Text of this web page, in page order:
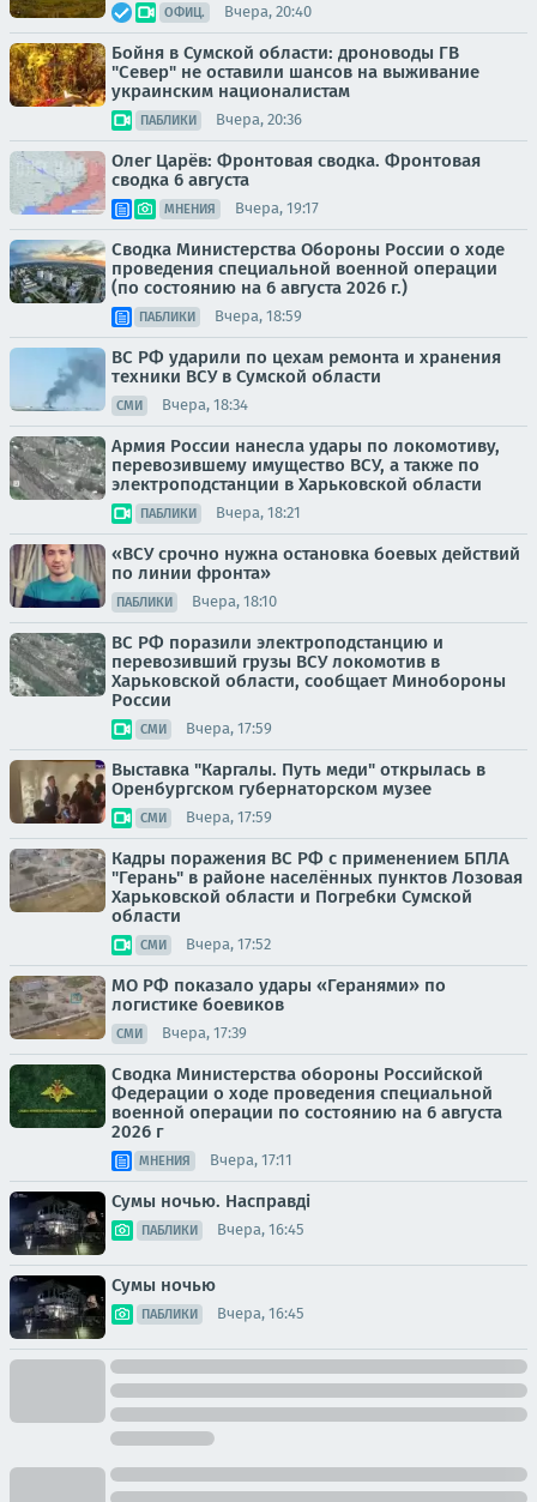
ОФИЦ. Вчера, 20:40
Бойня в Сумской области: дроноводы ГВ
"Север" не оставили шансов на выживание
украинским националистам
ПАБЛИКИ Вчера, 20:36
Олег Царёв: Фронтовая сводка. Фронтовая
сводка 6 августа
МНЕНИЯ Вчера, 19:17
Сводка Министерства Обороны России о ходе
проведения специальной военной операции
(по состоянию на 6 августа 2026 г.)
ПАБЛИКИ Вчера, 18:59
ВС РФ ударили по цехам ремонта и хранения
техники ВСУ в Сумской области
СМИ Вчера, 18:34
Армия России нанесла удары по локомотиву,
перевозившему имущество ВСУ, а также по
электроподстанции в Харьковской области
ПАБЛИКИ Вчера, 18:21
«ВСУ срочно нужна остановка боевых действий
по линии фронта»
ПАБЛИКИ Вчера, 18:10
ВС РФ поразили электроподстанцию и
перевозивший грузы ВСУ локомотив в
Харьковской области, сообщает Минобороны
России
СМИ Вчера, 17:59
Выставка "Каргалы. Путь меди" открылась в
Оренбургском губернаторском музее
СМИ Вчера, 17:59
Кадры поражения ВС РФ с применением БПЛА
"Герань" в районе населённых пунктов Лозовая
Харьковской области и Погребки Сумской
области
СМИ Вчера, 17:52
МО РФ показало удары «Геранями» по
логистике боевиков
СМИ Вчера, 17:39
Сводка Министерства обороны Российской
Федерации о ходе проведения специальной
военной операции по состоянию на 6 августа
2026 г
МНЕНИЯ Вчера, 17:11
Сумы ночью. Насправді
ПАБЛИКИ Вчера, 16:45
Сумы ночью
ПАБЛИКИ Вчера, 16:45